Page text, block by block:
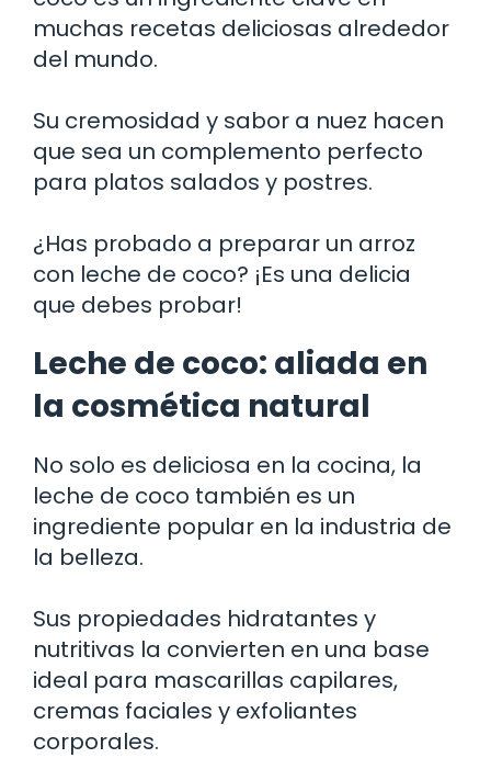
muchas recetas deliciosas alrededor
del mundo.
Su cremosidad y sabor a nuez hacen
que sea un complemento perfecto
para platos salados y postres.
¿Has probado a preparar un arroz
con leche de coco? ¡Es una delicia
que debes probar!
Leche de coco: aliada en
la cosmética natural
No solo es deliciosa en la cocina, la
leche de coco también es un
ingrediente popular en la industria de
la belleza.
Sus propiedades hidratantes y
nutritivas la convierten en una base
ideal para mascarillas capilares,
cremas faciales y exfoliantes
corporales.